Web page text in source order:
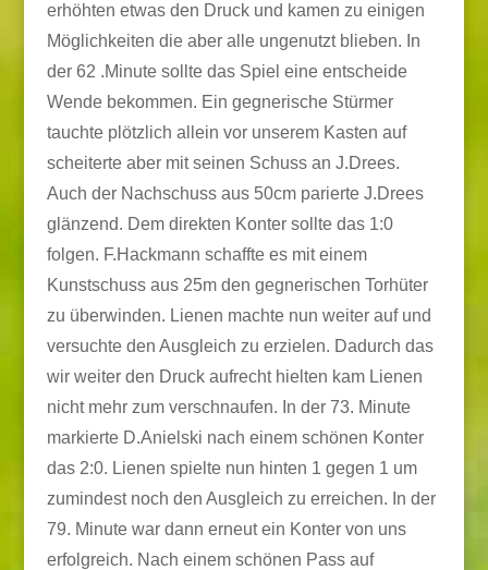
erhöhten etwas den Druck und kamen zu einigen
Möglichkeiten die aber alle ungenutzt blieben. In
der 62 .Minute sollte das Spiel eine entscheide
Wende bekommen. Ein gegnerische Stürmer
tauchte plötzlich allein vor unserem Kasten auf
scheiterte aber mit seinen Schuss an J.Drees.
Auch der Nachschuss aus 50cm parierte J.Drees
glänzend. Dem direkten Konter sollte das 1:0
folgen. F.Hackmann schaffte es mit einem
Kunstschuss aus 25m den gegnerischen Torhüter
zu überwinden. Lienen machte nun weiter auf und
versuchte den Ausgleich zu erzielen. Dadurch das
wir weiter den Druck aufrecht hielten kam Lienen
nicht mehr zum verschnaufen. In der 73. Minute
markierte D.Anielski nach einem schönen Konter
das 2:0. Lienen spielte nun hinten 1 gegen 1 um
zumindest noch den Ausgleich zu erreichen. In der
79. Minute war dann erneut ein Konter von uns
erfolgreich. Nach einem schönen Pass auf